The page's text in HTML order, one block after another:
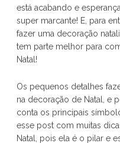
está acabando e
super marcante! E, para
fazer uma decoração
tem parte melhor para
Natal!
Os pequenos detalhes
na decoração de Natal, e
conta os principais
esse post com muitas
Natal, pois ela é o pilar e